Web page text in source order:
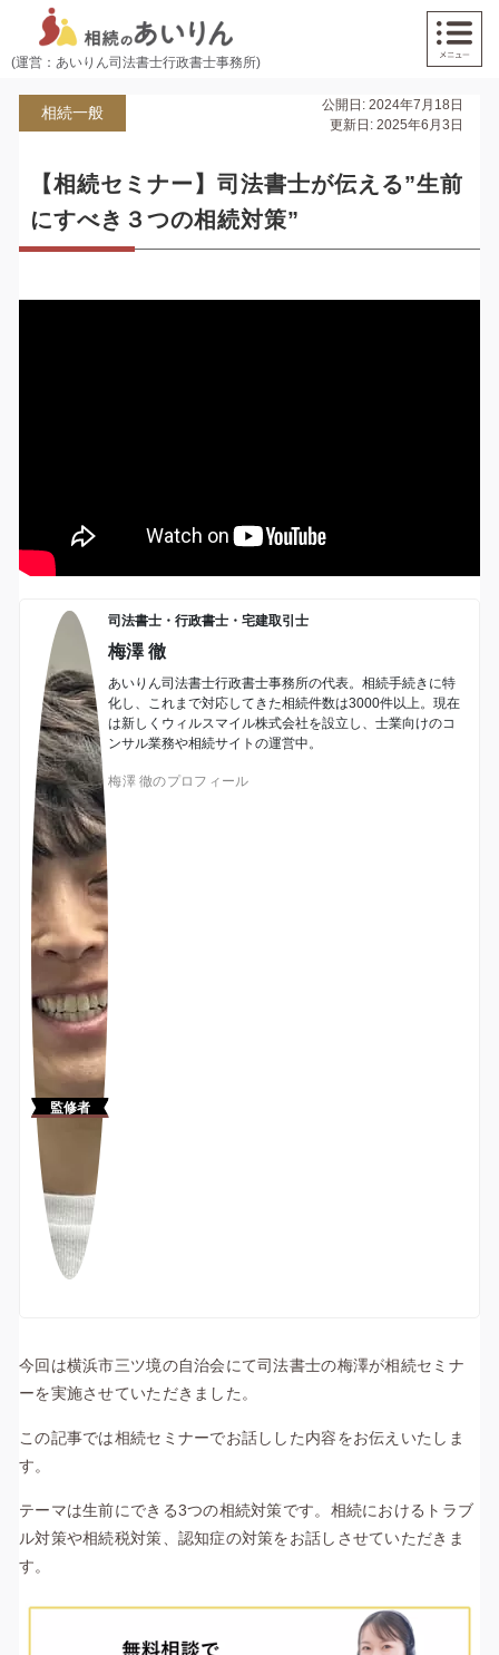
(運営：あいりん司法書士行政書士事務所)
相続一般
公開日: 2024年7月18日
更新日: 2025年6月3日
【相続セミナー】司法書士が伝える”生前
にすべき３つの相続対策”
監修者
司法書士・行政書士・宅建取引士
梅澤 徹
あいりん司法書士行政書士事務所の代表。相続手続きに特
化し、これまで対応してきた相続件数は3000件以上。現在
は新しくウィルスマイル株式会社を設立し、士業向けのコ
ンサル業務や相続サイトの運営中。
梅澤 徹のプロフィール
今回は横浜市三ツ境の自治会にて司法書士の梅澤が相続セミナ
ーを実施させていただきました。
この記事では相続セミナーでお話しした内容をお伝えいたしま
す。
テーマは生前にできる3つの相続対策です。相続におけるトラブ
ル対策や相続税対策、認知症の対策をお話しさせていただきま
す。